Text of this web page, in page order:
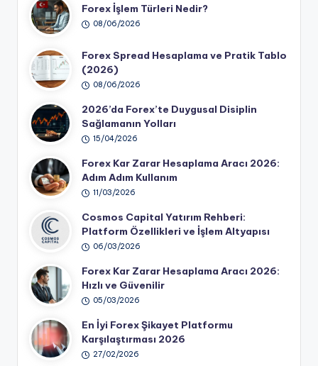
Forex İşlem Türleri Nedir?
08/06/2026
Forex Spread Hesaplama ve Pratik Tablo
(2026)
08/06/2026
2026’da Forex’te Duygusal Disiplin
Sağlamanın Yolları
15/04/2026
Forex Kar Zarar Hesaplama Aracı 2026:
Adım Adım Kullanım
11/03/2026
Cosmos Capital Yatırım Rehberi:
Platform Özellikleri ve İşlem Altyapısı
06/03/2026
Forex Kar Zarar Hesaplama Aracı 2026:
Hızlı ve Güvenilir
05/03/2026
En İyi Forex Şikayet Platformu
Karşılaştırması 2026
27/02/2026